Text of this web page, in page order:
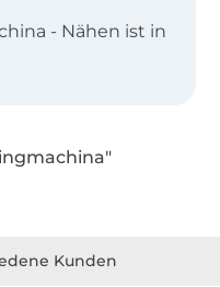
- Nähen ist in
zu nähen. Ich
es nahe, dass ich